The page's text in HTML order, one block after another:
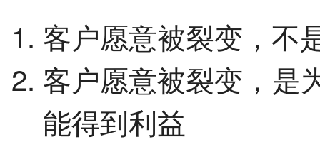
客户愿意被裂变，不
客户愿意被裂变，是
能得到利益